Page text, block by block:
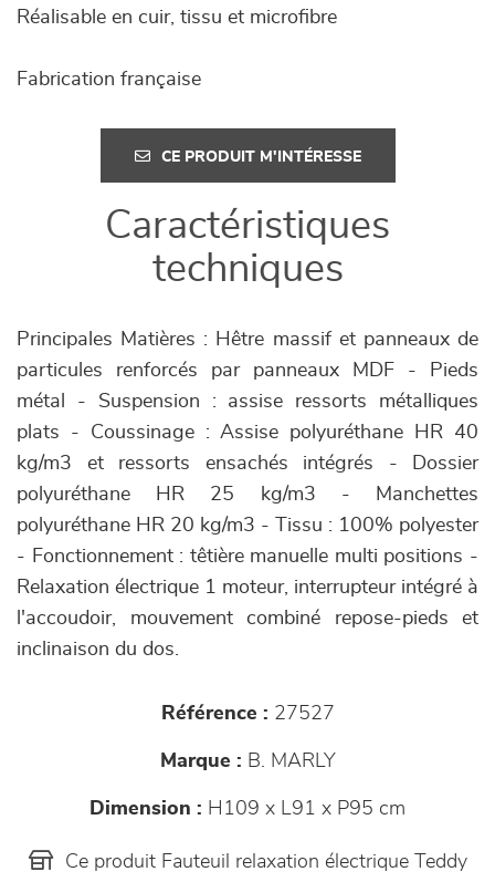
Réalisable en cuir, tissu et microfibre
Fabrication française
CE PRODUIT M'INTÉRESSE
Caractéristiques
techniques
Principales Matières : Hêtre massif et panneaux de
particules renforcés par panneaux MDF - Pieds
métal - Suspension : assise ressorts métalliques
plats - Coussinage : Assise polyuréthane HR 40
kg/m3 et ressorts ensachés intégrés - Dossier
polyuréthane HR 25 kg/m3 - Manchettes
polyuréthane HR 20 kg/m3 - Tissu : 100% polyester
- Fonctionnement : têtière manuelle multi positions -
Relaxation électrique 1 moteur, interrupteur intégré à
l'accoudoir, mouvement combiné repose-pieds et
inclinaison du dos.
Référence : 27527
Marque : B. MARLY
Dimension : H109 x L91 x P95 cm
Ce produit Fauteuil relaxation électrique Teddy